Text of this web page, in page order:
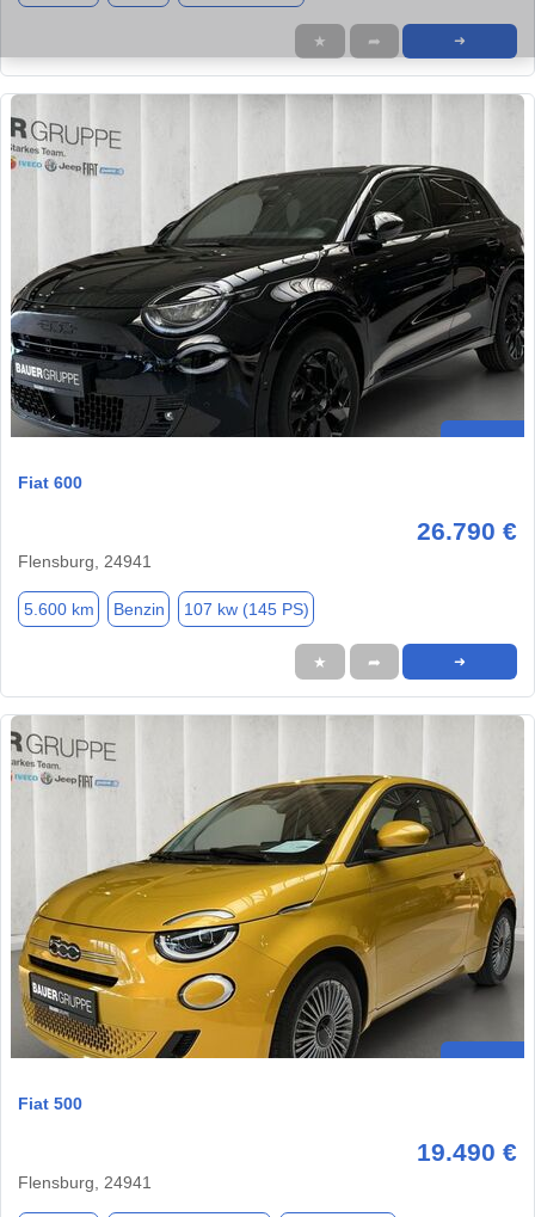
★ ➦ ➜
Fiat 600
26.790 €
Flensburg, 24941
5.600 km Benzin 107 kw (145 PS)
★ ➦ ➜
Fiat 500
19.490 €
Flensburg, 24941